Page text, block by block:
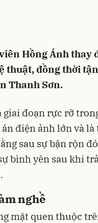
Hồng Ánh thay
thuật, đồng thời tận
Thanh Sơn.
giai đoạn rực rỡ
điện ảnh lớn và là
sau sự bận rộn
bình yên sau khi
nghề
mặt quen thuộc